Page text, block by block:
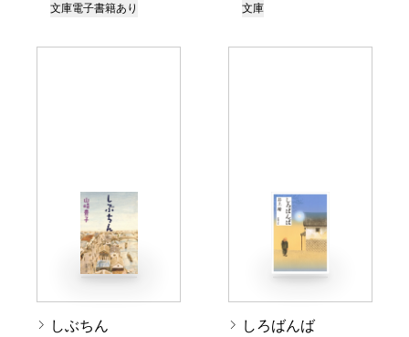
文庫電子書籍あり 文庫
しぶちん しろばんば